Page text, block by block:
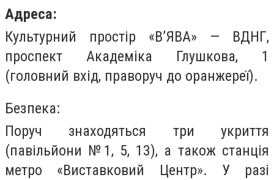
Адреса:
Культурний простір «В’ЯВА» — ВДНГ,
проспект Академіка Глушкова, 1
(головний вхід, праворуч до оранжереї).
Безпека:
Поруч знаходяться три укриття
(павільйони №1, 5, 13), а також станція
метро «Виставковий Центр». У разі